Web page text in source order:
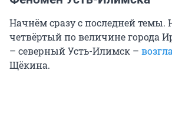
Начнём сразу с последней темы.
четвёртый по величине города
– северный Усть-Илимск –
Щёкина.